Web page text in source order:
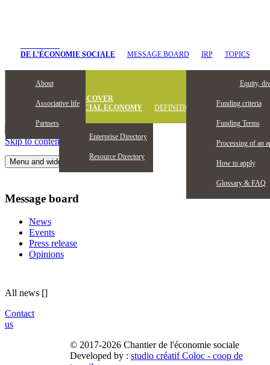
DE L’ÉCONOMIE SOCIALE
About
Associative life
Partners
MESSAGE BOARD IRP
Eligibility
Funding criteria
Funding Terms
Processing of an
How to apply
Glossary & FAQ
TOPICS
Equity,
DISCOVER
SOCIAL ECONOMY
Enterprise Directory
Resource Directory
DEFINITION
Skip to content
Menu and widgets
Message board
News
Events
Press release
Opinions
All news []
Contact
us
© 2017-2026 Chantier de l'économie sociale
Developed by : studio créatif Coloc - coop de